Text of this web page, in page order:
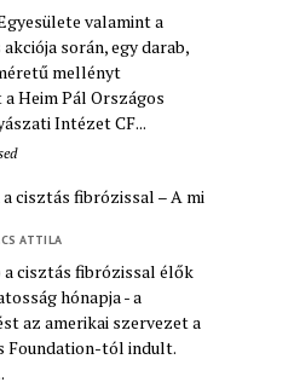
valamint a
során, egy darab,
mellényt
Heim Pál Országos
Intézet CF...
cisztás fibrózissal – A mi
ATTILA
a cisztás fibrózissal élők
hónapja - a
az amerikai szervezet a
Foundation-tól indult.